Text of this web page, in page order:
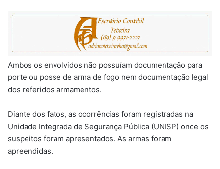
Ambos os envolvidos não possuíam documentação para
porte ou posse de arma de fogo nem documentação legal
dos referidos armamentos.
Diante dos fatos, as ocorrências foram registradas na
Unidade Integrada de Segurança Pública (UNISP) onde os
suspeitos foram apresentados. As armas foram
apreendidas.